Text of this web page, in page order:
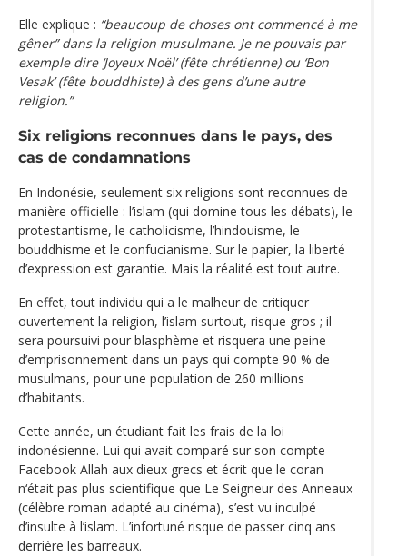
Elle explique : “beaucoup de choses ont commencé à me
gêner” dans la religion musulmane. Je ne pouvais par
exemple dire ‘Joyeux Noël’ (fête chrétienne) ou ‘Bon
Vesak’ (fête bouddhiste) à des gens d’une autre
religion.”
Six religions reconnues dans le pays, des
cas de condamnations
En Indonésie, seulement six religions sont reconnues de
manière officielle : l’islam (qui domine tous les débats), le
protestantisme, le catholicisme, l’hindouisme, le
bouddhisme et le confucianisme. Sur le papier, la liberté
d’expression est garantie. Mais la réalité est tout autre.
En effet, tout individu qui a le malheur de critiquer
ouvertement la religion, l’islam surtout, risque gros ; il
sera poursuivi pour blasphème et risquera une peine
d’emprisonnement dans un pays qui compte 90 % de
musulmans, pour une population de 260 millions
d’habitants.
Cette année, un étudiant fait les frais de la loi
indonésienne. Lui qui avait comparé sur son compte
Facebook Allah aux dieux grecs et écrit que le coran
n‘était pas plus scientifique que Le Seigneur des Anneaux
(célèbre roman adapté au cinéma), s’est vu inculpé
d’insulte à l’islam. L’infortuné risque de passer cinq ans
derrière les barreaux.